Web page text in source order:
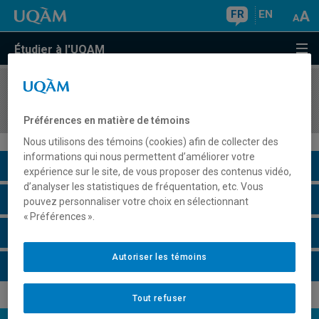
FR EN
Étudier à l'UQAM
COURS//
Description du cours
Horaire - Été 2026
Préférences en matière de témoins
Nous utilisons des témoins (cookies) afin de collecter des
informations qui nous permettent d’améliorer votre
expérience sur le site, de vous proposer des contenus vidéo,
d’analyser les statistiques de fréquentation, etc. Vous
pouvez personnaliser votre choix en sélectionnant
« Préférences ».
Tout refuser
Autoriser les témoins